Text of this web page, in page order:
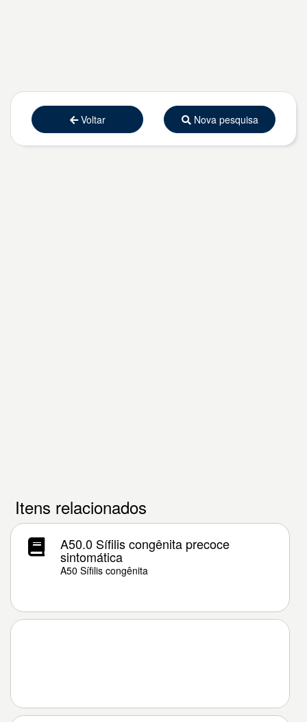
Voltar Nova pesquisa
Itens relacionados
A50.0 Sífilis congênita precoce
sintomática
A50 Sífilis congênita